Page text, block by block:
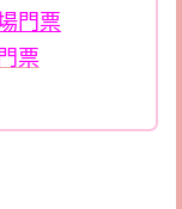
門票
票